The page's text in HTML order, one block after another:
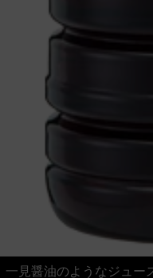
一見醤油のようなジュー